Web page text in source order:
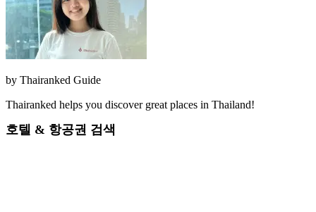
by Thairanked Guide
Thairanked helps you discover great places in Thailand!
호텔 & 항공권 검색